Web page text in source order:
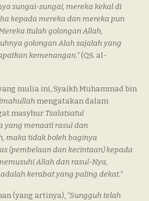
sungai-sungai, mereka kekal di
kepada mereka dan mereka pun
itulah golongan Allah,
golongan Alah sajalah yang
kemenangan.”(QS. al-
mulia ini, Syaikh Muhammad bin
mengatakan dalam
masyhur Tsalatsatul
yang menaati rasul dan
maka tidak boleh baginya
(pembelaan dan kecintaan) kepada
Allah dan rasul-Nya,
kerabat yang paling dekat.”
(yang artinya), “Sungguh telah